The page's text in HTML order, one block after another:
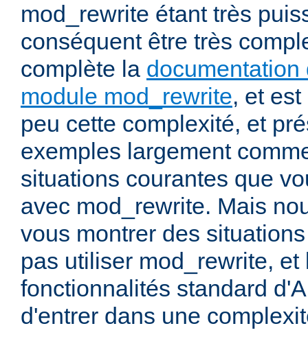
mod_rewrite étant très
conséquent être très
complète la documentation
module mod_rewrite, et
peu cette complexité, et
exemples largement
situations courantes que
avec mod_rewrite. Mais
vous montrer des
pas utiliser mod_rewrite,
fonctionnalités standard
d'entrer dans une